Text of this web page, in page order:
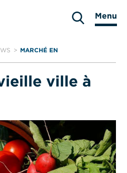
Menu
MARCHÉ EN
ville à